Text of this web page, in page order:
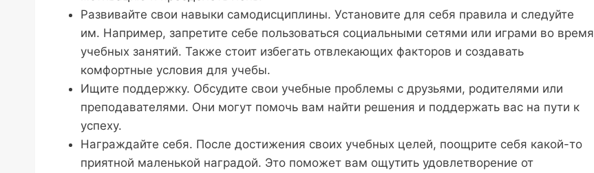
Развивайте свои навыки самодисциплины. Установите для себя правила и следуйте
им. Например, запретите себе пользоваться социальными сетями или играми во время
учебных занятий. Также стоит избегать отвлекающих факторов и создавать
комфортные условия для учебы.
Ищите поддержку. Обсудите свои учебные проблемы с друзьями, родителями или
преподавателями. Они могут помочь вам найти решения и поддержать вас на пути к
успеху.
Награждайте себя. После достижения своих учебных целей, поощрите себя какой-то
приятной маленькой наградой. Это поможет вам ощутить удовлетворение от